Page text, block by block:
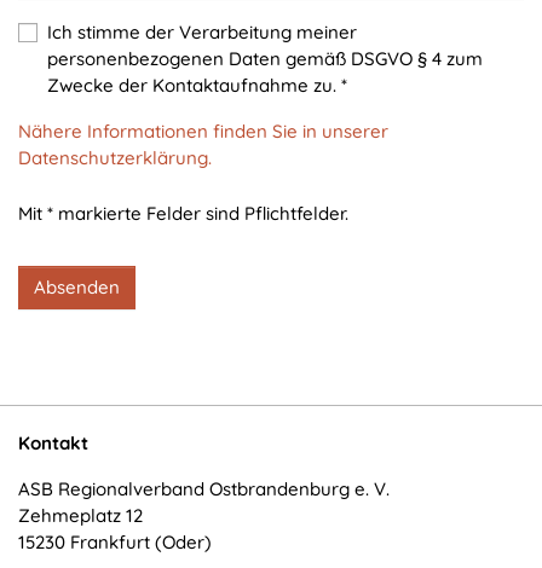
Ich stimme der Verarbeitung meiner
personenbezogenen Daten gemäß DSGVO § 4 zum
Zwecke der Kontaktaufnahme zu. *
Nähere Informationen finden Sie in unserer
Datenschutzerklärung.
Mit * markierte Felder sind Pflichtfelder.
Absenden
Kontakt
ASB Regionalverband Ostbrandenburg e. V.
Zehmeplatz 12
15230 Frankfurt (Oder)
Einverständnis-Cookie
Name:
cookie_consent
Zweck:
Dieser Cookie speichert die ausgewählten
1 Jahr
Matomo